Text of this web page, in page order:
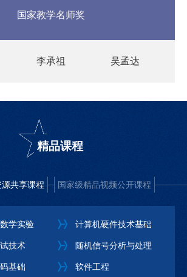
国家教学名师奖
李承祖 吴孟达
精品课程
共享课程 国家级精品视频公开课程
学实验 计算机硬件技术基础
技术 随机信号分析与处理
基础 软件工程